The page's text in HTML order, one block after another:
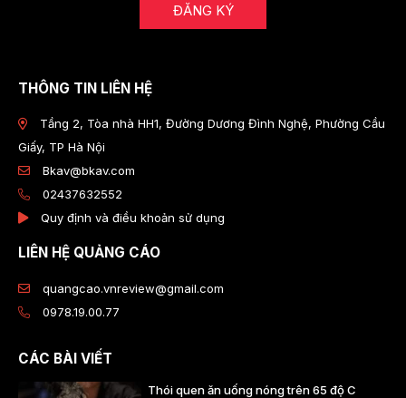
ĐĂNG KÝ
THÔNG TIN LIÊN HỆ
Tầng 2, Tòa nhà HH1, Đường Dương Đình Nghệ, Phường Cầu
Giấy, TP Hà Nội
Bkav@bkav.com
02437632552
Quy định và điều khoản sử dụng
LIÊN HỆ QUẢNG CÁO
quangcao.vnreview@gmail.com
0978.19.00.77
CÁC BÀI VIẾT
Thói quen ăn uống nóng trên 65 độ C